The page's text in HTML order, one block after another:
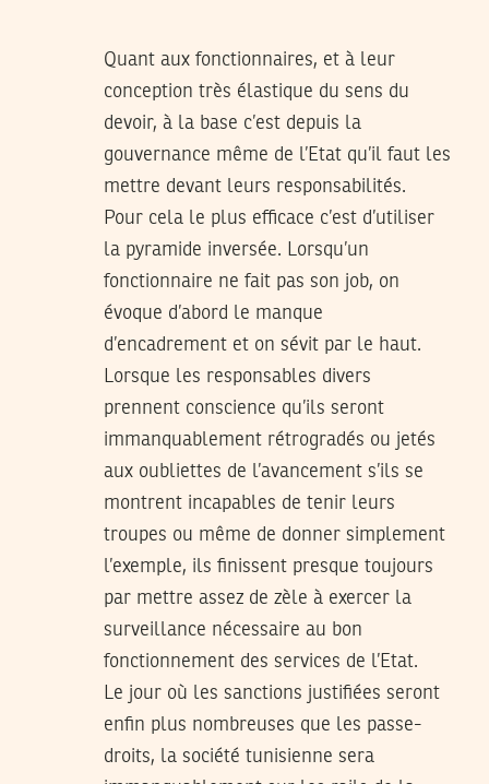
Quant aux fonctionnaires, et à leur
conception très élastique du sens du
devoir, à la base c’est depuis la
gouvernance même de l’Etat qu’il faut les
mettre devant leurs responsabilités.
Pour cela le plus efficace c’est d’utiliser
la pyramide inversée. Lorsqu’un
fonctionnaire ne fait pas son job, on
évoque d’abord le manque
d’encadrement et on sévit par le haut.
Lorsque les responsables divers
prennent conscience qu’ils seront
immanquablement rétrogradés ou jetés
aux oubliettes de l’avancement s’ils se
montrent incapables de tenir leurs
troupes ou même de donner simplement
l’exemple, ils finissent presque toujours
par mettre assez de zèle à exercer la
surveillance nécessaire au bon
fonctionnement des services de l’Etat.
Le jour où les sanctions justifiées seront
enfin plus nombreuses que les passe-
droits, la société tunisienne sera